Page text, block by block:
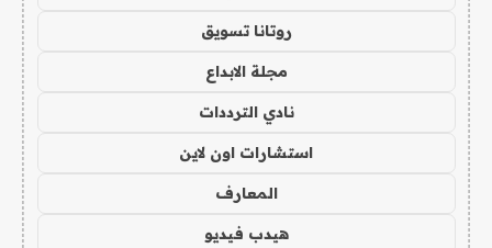
روتانا تسويق
مجلة الابداع
نادي الترددات
استشارات اون لاين
المعارف
هيدب فيديو